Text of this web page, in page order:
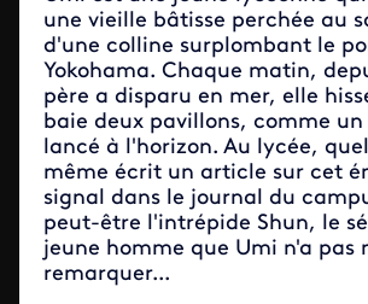
une vieille bâtisse perchée au
d'une colline surplombant le
Yokohama. Chaque matin,
père a disparu en mer, elle
baie deux pavillons, comme un
lancé à l'horizon. Au lycée,
même écrit un article sur cet
signal dans le journal du
peut-être l'intrépide Shun, le
jeune homme que Umi n'a pas
remarquer...